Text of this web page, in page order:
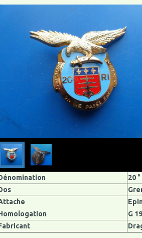
20
G